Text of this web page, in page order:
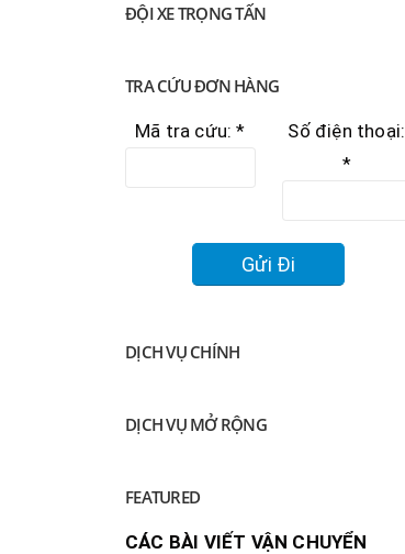
ĐỘI XE TRỌNG TẤN
TRA CỨU ĐƠN HÀNG
Mã tra cứu: *
Số điện thoại:
*
DỊCH VỤ CHÍNH
DỊCH VỤ MỞ RỘNG
FEATURED
CÁC BÀI VIẾT VẬN CHUYỂN